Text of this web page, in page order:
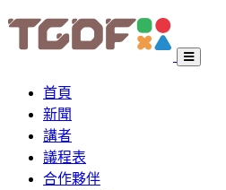
首頁
新聞
講者
議程表
合作夥伴